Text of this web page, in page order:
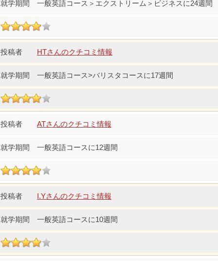
一般英語コース＞エクストリーム＞ビジネスに24週間
HTさんのクチコミ情報
一般英語コース>バリスタコースに17週間
ATさんのクチコミ情報
一般英語コースに12週間
I.Yさんのクチコミ情報
一般英語コースに10週間